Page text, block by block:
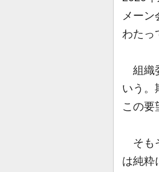
メー
わたっ
組織
いう。
この要
そも
は純粋